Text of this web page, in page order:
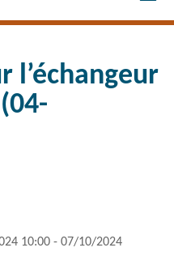
l’échangeur
TWITTER
10:00 - 07/10/2024